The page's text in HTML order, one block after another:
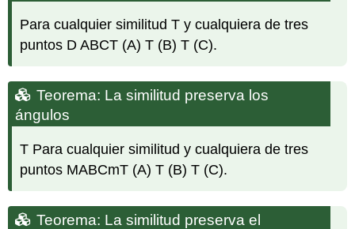
Para cualquier similitud T y cualquiera de tres
puntos D ABCT (A) T (B) T (C).
Teorema: La similitud preserva los
ángulos
T Para cualquier similitud y cualquiera de tres
puntos MABCmT (A) T (B) T (C).
Teorema: La similitud preserva el